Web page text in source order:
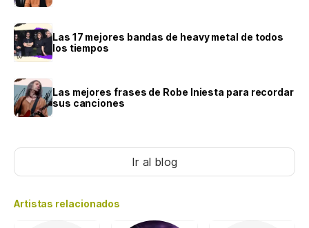
Las 17 mejores bandas de heavy metal de todos
los tiempos
Las mejores frases de Robe Iniesta para recordar
sus canciones
Ir al blog
Artistas relacionados